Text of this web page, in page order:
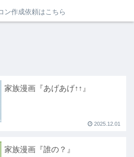
ン作成依頼はこちら
家族漫画『あげあげ↑↑』
2025.12.01
家族漫画『誰の？』